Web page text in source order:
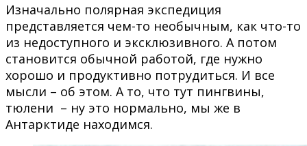
Изначально полярная экспедиция
представляется чем-то необычным, как что-то
из недоступного и эксклюзивного. А потом
становится обычной работой, где нужно
хорошо и продуктивно потрудиться. И все
мысли – об этом. А то, что тут пингвины,
тюлени – ну это нормально, мы же в
Антарктиде находимся.